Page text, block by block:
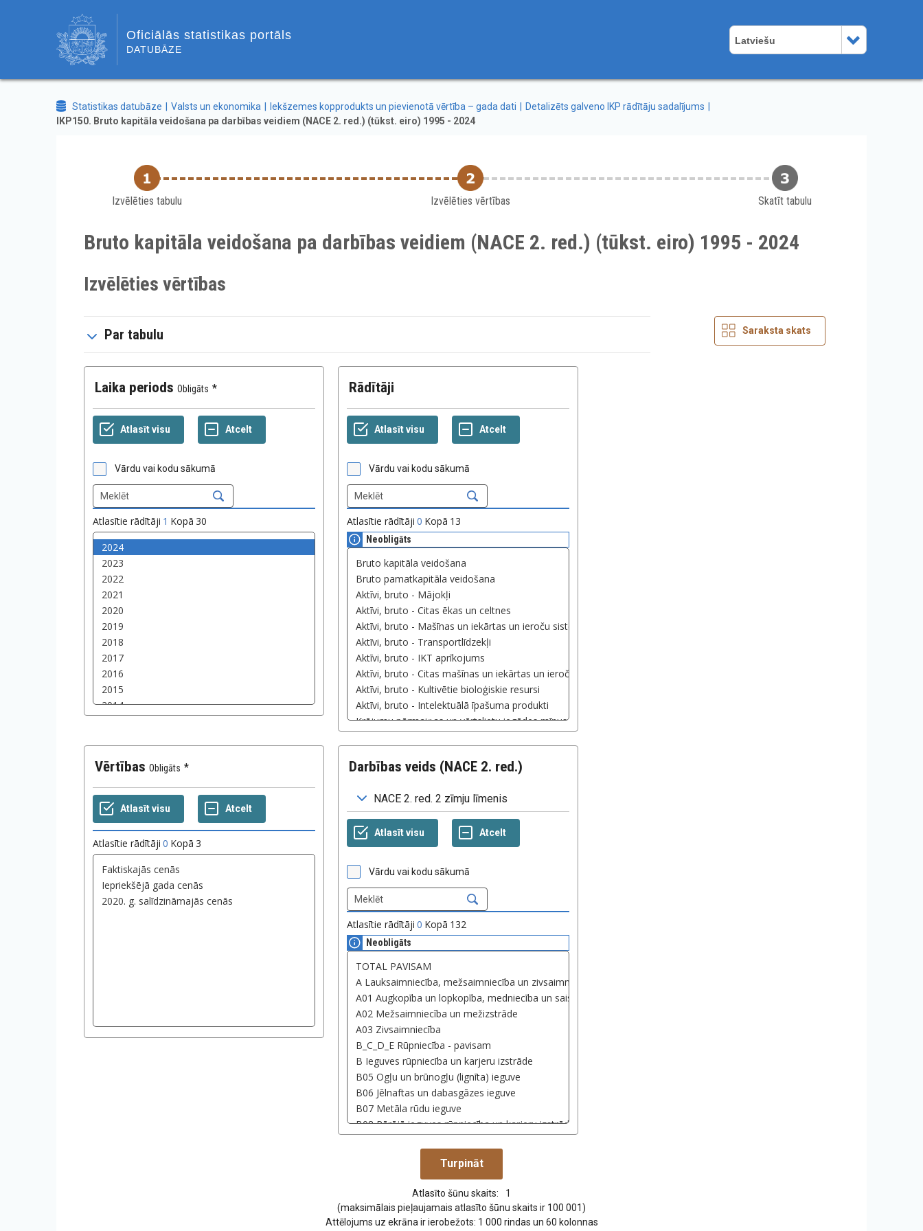
Oficiālās statistikas portāls
DATUBĀZE
Latviešu
Statistikas datubāze Valsts un ekonomika Iekšzemes kopprodukts un pievienotā vērtība – gada dati
Detalizēts galveno IKP rādītāju sadalījums
IKP150. Bruto kapitāla veidošana pa darbības veidiem (NACE 2. red.) (tūkst. eiro) 1995 - 2024
Izvēlēties tabulu Izvēlēties vērtības Skatīt tabulu
Bruto kapitāla veidošana pa darbības veidiem (NACE 2. red.) (tūkst. eiro) 1995 - 2024
Izvēlēties vērtības
Par tabulu
Laika periods Obligāts
Vārdu vai kodu sākumā
Atlasītie rādītāji 1 Kopā 30
Rādītāji
Vārdu vai kodu sākumā
Atlasītie rādītāji 0 Kopā 13
Neobligāts
Vērtības Obligāts
Atlasītie rādītāji 0 Kopā 3
Darbības veids (NACE 2. red.)
Vārdu vai kodu sākumā
Atlasītie rādītāji 0 Kopā 132
Neobligāts
Atlasīto šūnu skaits:
1
(maksimālais pieļaujamais atlasīto šūnu skaits ir 100 001)
Attēlojums uz ekrāna ir ierobežots: 1 000 rindas un 60 kolonnas